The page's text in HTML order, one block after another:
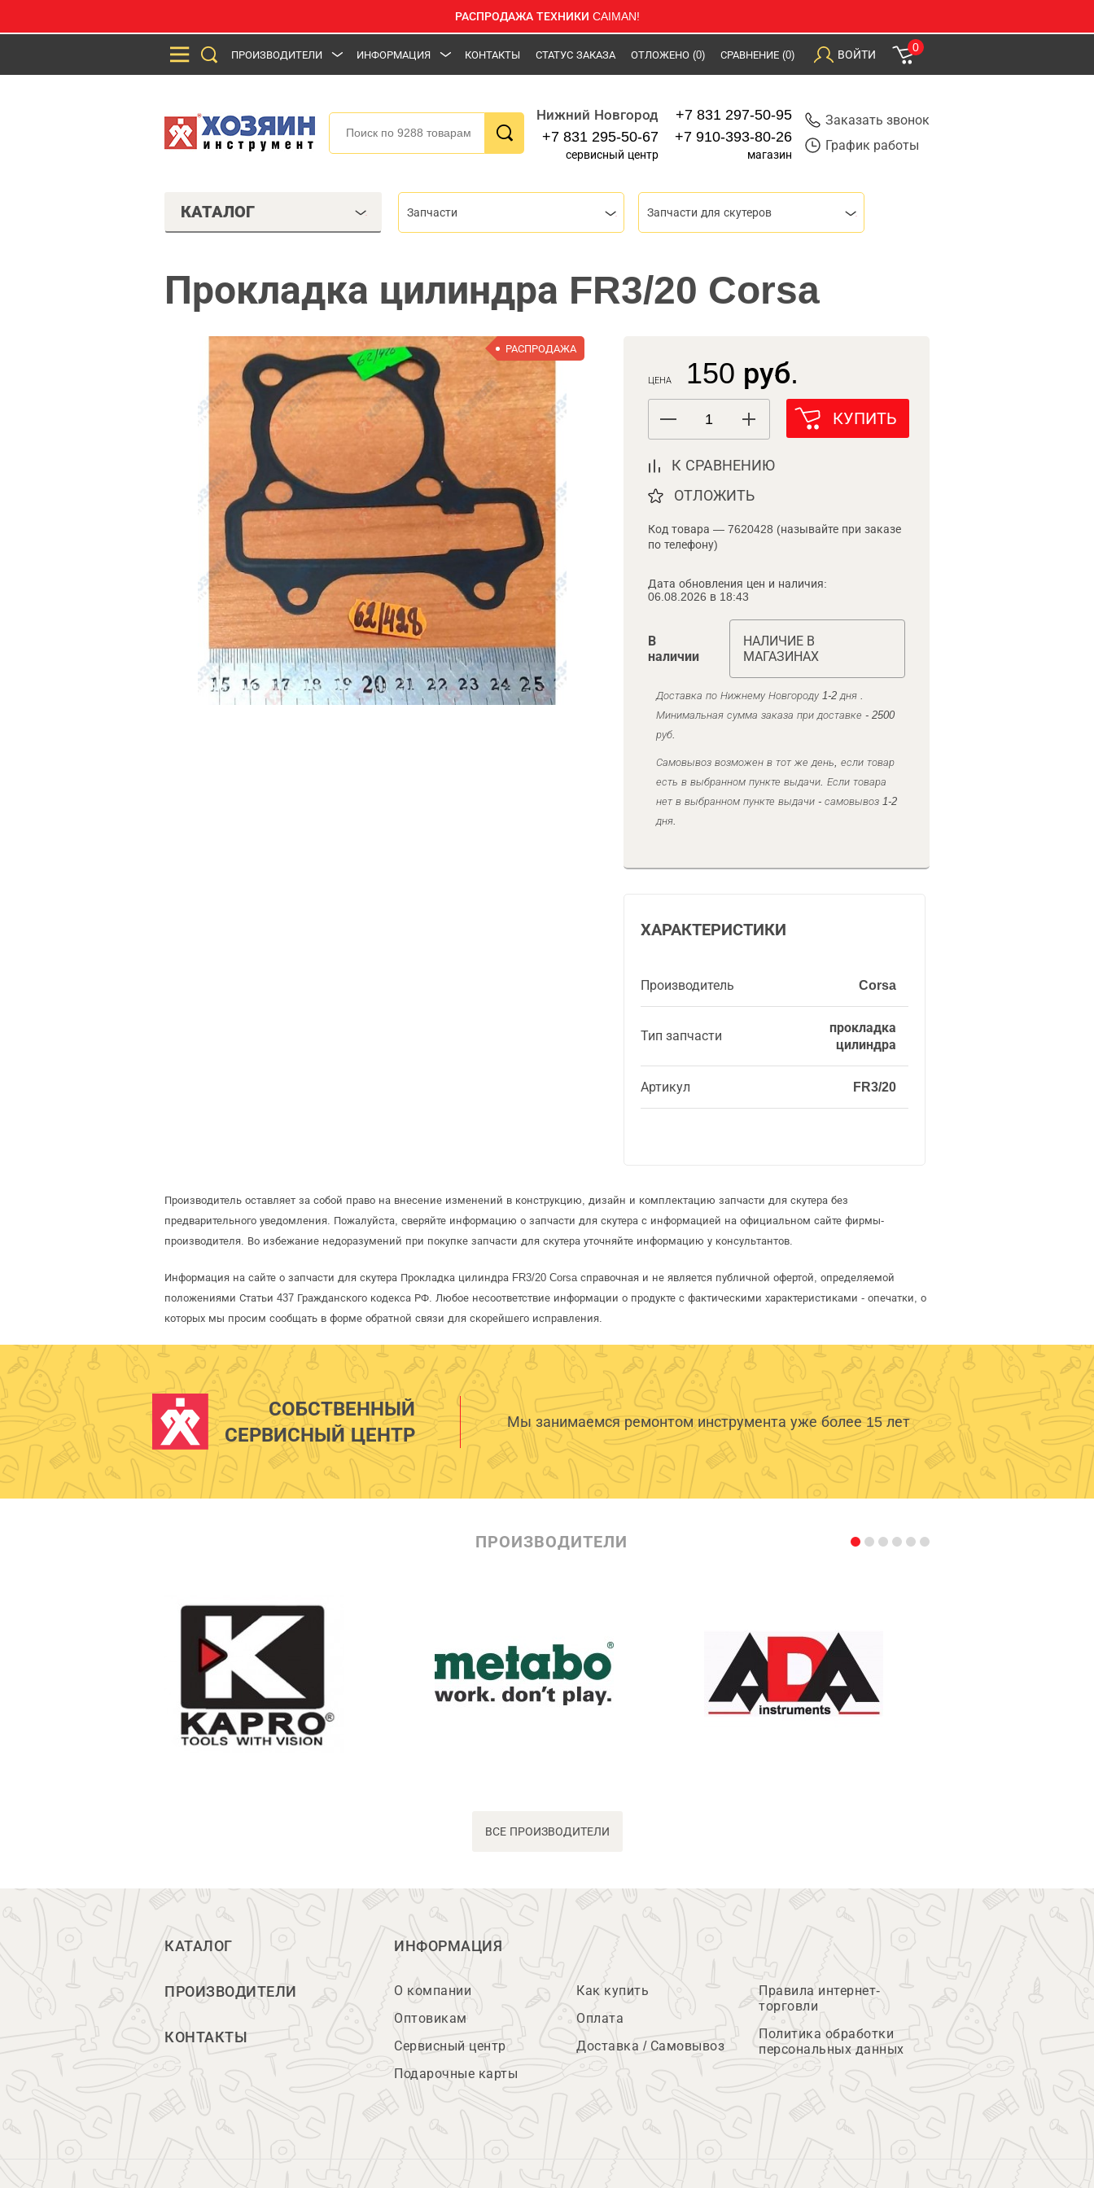
РАСПРОДАЖА ТЕХНИКИ CAIMAN!
ПРОИЗВОДИТЕЛИ ИНФОРМАЦИЯ КОНТАКТЫ СТАТУС ЗАКАЗА ОТЛОЖЕНО (0) СРАВНЕНИЕ (0) ВОЙТИ
0
Нижний Новгород
+7 831 295-50-67
сервисный центр
+7 831 297-50-95
+7 910-393-80-26
магазин
Заказать звонок
График работы
КАТАЛОГ Запчасти Запчасти для скутеров
Прокладка цилиндра FR3/20 Corsa
РАСПРОДАЖА
ЦЕНА 150 руб.
КУПИТЬ
К СРАВНЕНИЮ
ОТЛОЖИТЬ
Код товара — 7620428 (называйте при заказе
по телефону)
Дата обновления цен и наличия:
06.08.2026 в 18:43
В
наличии
НАЛИЧИЕ В
МАГАЗИНАХ
Доставка по Нижнему Новгороду 1-2 дня .
Минимальная сумма заказа при доставке - 2500
руб.
Самовывоз возможен в тот же день, если товар
есть в выбранном пункте выдачи. Если товара
нет в выбранном пункте выдачи - самовывоз 1-2
дня.
ХАРАКТЕРИСТИКИ
Производитель Corsa
Тип запчасти
прокладка
цилиндра
Артикул FR3/20
Производитель оставляет за собой право на внесение изменений в конструкцию, дизайн и комплектацию запчасти для скутера без
предварительного уведомления. Пожалуйста, сверяйте информацию о запчасти для скутера с информацией на официальном сайте фирмы-
производителя. Во избежание недоразумений при покупке запчасти для скутера уточняйте информацию у консультантов.
Информация на сайте о запчасти для скутера Прокладка цилиндра FR3/20 Corsa справочная и не является публичной офертой, определяемой
положениями Статьи 437 Гражданского кодекса РФ. Любое несоответствие информации о продукте с фактическими характеристиками - опечатки, о
которых мы просим сообщать в форме обратной связи для скорейшего исправления.
СОБСТВЕННЫЙ
СЕРВИСНЫЙ ЦЕНТР
Мы занимаемся ремонтом инструмента уже более 15 лет
ПРОИЗВОДИТЕЛИ
ВСЕ ПРОИЗВОДИТЕЛИ
КАТАЛОГ
ПРОИЗВОДИТЕЛИ
КОНТАКТЫ
ИНФОРМАЦИЯ
О компании
Оптовикам
Сервисный центр
Подарочные карты
Как купить
Оплата
Доставка / Самовывоз
Правила интернет-
торговли
Политика обработки
персональных данных